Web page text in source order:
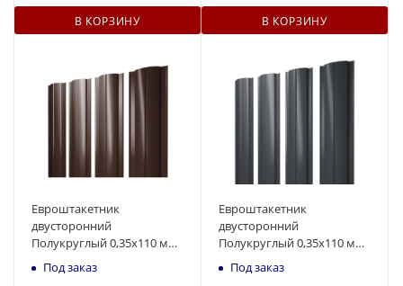
В КОРЗИНУ В КОРЗИНУ
Евроштакетник
двусторонний
Полукруглый 0,35x110 мм
коричневый RAL 8017 1м
Под заказ
Евроштакетник
двусторонний
Полукруглый 0,35x110 мм
серый RAL 7024 1м
Под заказ